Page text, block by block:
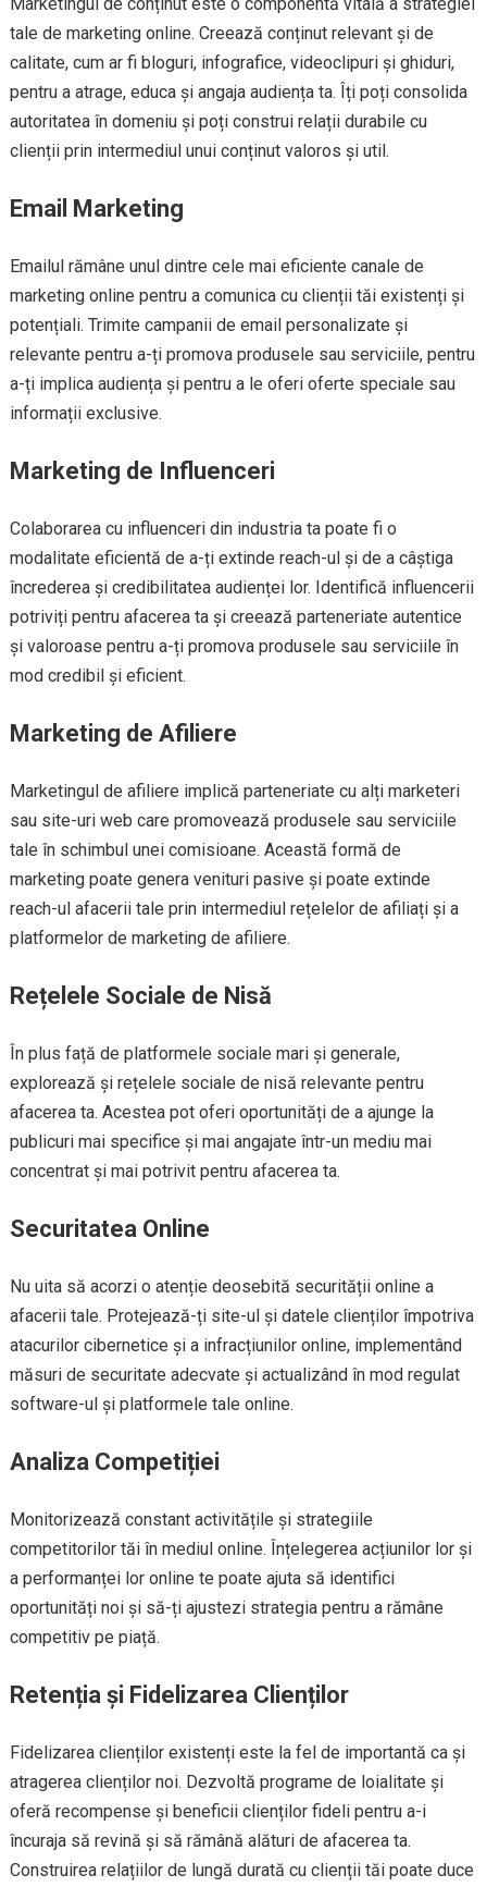
tale de marketing online. Creează conținut relevant și de
calitate, cum ar fi bloguri, infografice, videoclipuri și ghiduri,
pentru a atrage, educa și angaja audiența ta. Îți poți consolida
autoritatea în domeniu și poți construi relații durabile cu
clienții prin intermediul unui conținut valoros și util.
Email Marketing
Emailul rămâne unul dintre cele mai eficiente canale de
marketing online pentru a comunica cu clienții tăi existenți și
potențiali. Trimite campanii de email personalizate și
relevante pentru a-ți promova produsele sau serviciile, pentru
a-ți implica audiența și pentru a le oferi oferte speciale sau
informații exclusive.
Marketing de Influenceri
Colaborarea cu influenceri din industria ta poate fi o
modalitate eficientă de a-ți extinde reach-ul și de a câștiga
încrederea și credibilitatea audienței lor. Identifică influencerii
potriviți pentru afacerea ta și creează parteneriate autentice
și valoroase pentru a-ți promova produsele sau serviciile în
mod credibil și eficient.
Marketing de Afiliere
Marketingul de afiliere implică parteneriate cu alți marketeri
sau site-uri web care promovează produsele sau serviciile
tale în schimbul unei comisioane. Această formă de
marketing poate genera venituri pasive și poate extinde
reach-ul afacerii tale prin intermediul rețelelor de afiliați și a
platformelor de marketing de afiliere.
Rețelele Sociale de Nisă
În plus față de platformele sociale mari și generale,
explorează și rețelele sociale de nisă relevante pentru
afacerea ta. Acestea pot oferi oportunități de a ajunge la
publicuri mai specifice și mai angajate într-un mediu mai
concentrat și mai potrivit pentru afacerea ta.
Securitatea Online
Nu uita să acorzi o atenție deosebită securității online a
afacerii tale. Protejează-ți site-ul și datele clienților împotriva
atacurilor cibernetice și a infracțiunilor online, implementând
măsuri de securitate adecvate și actualizând în mod regulat
software-ul și platformele tale online.
Analiza Competiției
Monitorizează constant activitățile și strategiile
competitorilor tăi în mediul online. Înțelegerea acțiunilor lor și
a performanței lor online te poate ajuta să identifici
oportunități noi și să-ți ajustezi strategia pentru a rămâne
competitiv pe piață.
Retenția și Fidelizarea Clienților
Fidelizarea clienților existenți este la fel de importantă ca și
atragerea clienților noi. Dezvoltă programe de loialitate și
oferă recompense și beneficii clienților fideli pentru a-i
încuraja să revină și să rămână alături de afacerea ta.
Construirea relațiilor de lungă durată cu clienții tăi poate duce